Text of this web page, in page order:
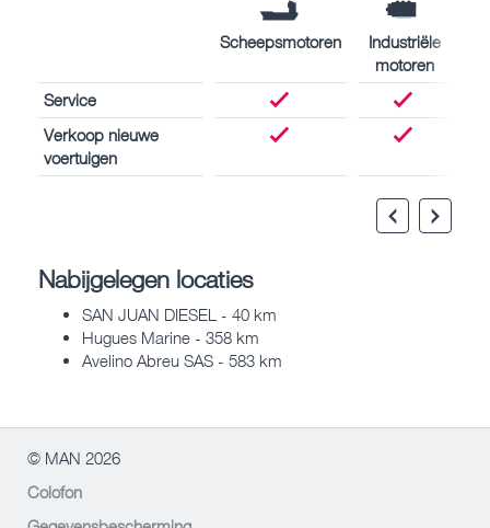
Scheepsmotoren
Industriële
motoren
Service
Verkoop nieuwe
voertuigen
Nabijgelegen locaties
SAN JUAN DIESEL - 40 km
Hugues Marine - 358 km
Avelino Abreu SAS - 583 km
© MAN 2026
Colofon